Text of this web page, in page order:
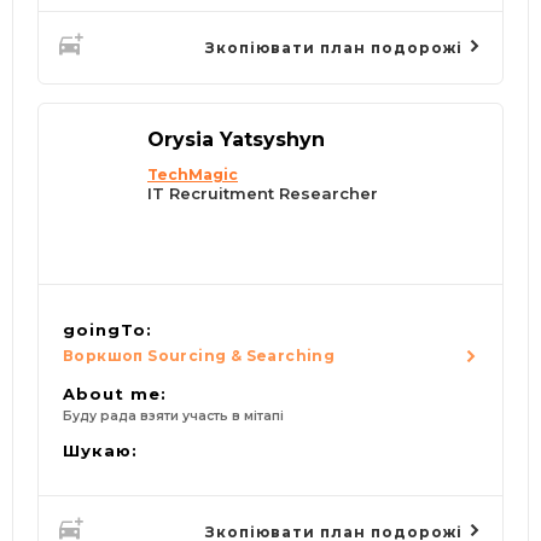
після
Зкопіювати план подорожі
Orysia Yatsyshyn
TechMagic
IT Recruitment Researcher
goingTo:
Воркшоп Sourcing & Searching
About me:
Буду рада взяти участь в мітапі
Шукаю:
Зкопіювати план подорожі